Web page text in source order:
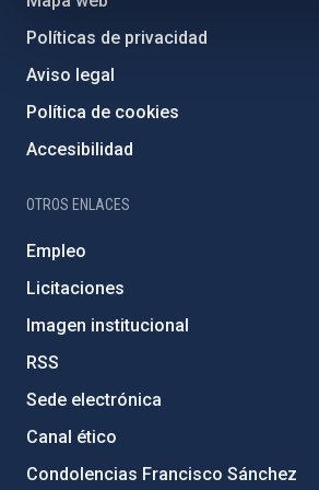
Políticas de privacidad
Aviso legal
Política de cookies
Accesibilidad
OTROS ENLACES
Empleo
Licitaciones
Imagen institucional
RSS
Sede electrónica
Canal ético
Condolencias Francisco Sánchez